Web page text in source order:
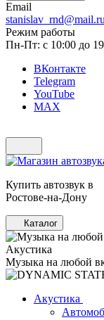
Email
stanislav_rnd@mail.ru
Режим работы
Пн-Пт: с 10:00 до
ВКонтакте
Telegram
YouTube
MAX
Купить автозвук в
Ростове-на-Дону
Каталог
Акустика
Музыка на любой
Акустика